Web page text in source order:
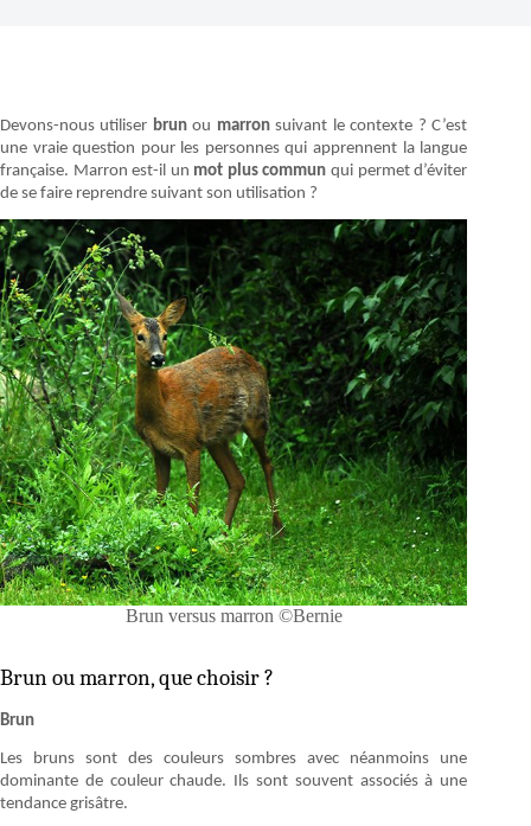
Devons-nous utiliser brunou marronsuivant le contexte ? C’est
une vraie question pour les personnes qui apprennent la langue
française. Marron est-il un mot plus commun qui permet d’éviter
de se faire reprendre suivant son utilisation ?
Brun versus marron ©Bernie
Brun ou marron, que choisir ?
Brun
Les bruns sont des couleurs sombres avec néanmoins une
dominante de couleur chaude. Ils sont souvent associés à une
tendance grisâtre.